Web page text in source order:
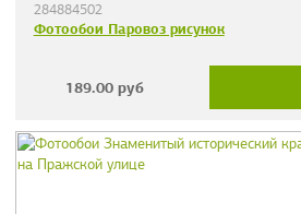
284884502
Фотообои Паровоз рисунок
189.00 руб